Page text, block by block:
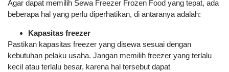
Agar dapat memilih Sewa Freezer Frozen Food yang tepat, ada
beberapa hal yang perlu diperhatikan, di antaranya adalah:
Kapasitas freezer
Pastikan kapasitas freezer yang disewa sesuai dengan
kebutuhan pelaku usaha. Jangan memilih freezer yang terlalu
kecil atau terlalu besar, karena hal tersebut dapat